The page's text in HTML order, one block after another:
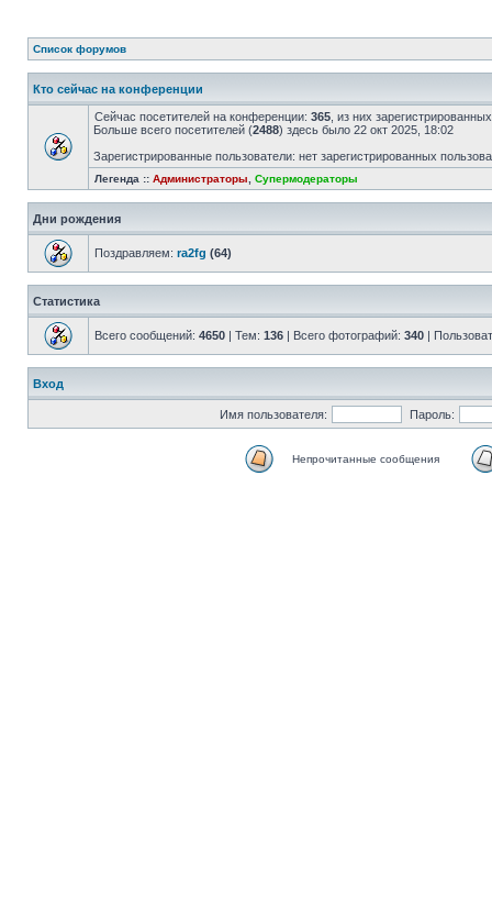
Список форумов
Кто сейчас на конференции
Сейчас посетителей на конференции: 365 , из них
Больше всего посетителей (2488) здесь было 22 окт 2025, 18:02
Зарегистрированные пользователи: нет зарегистрированных
Легенда :: Администраторы Супермодераторы
Дни рождения
Поздравляем: ra2fg (64)
Статистика
Всего сообщений: 4650 | Тем: 136 | Всего фотографий: 340 |
Вход
Имя пользователя: Пароль:
Непрочитанные сообщения